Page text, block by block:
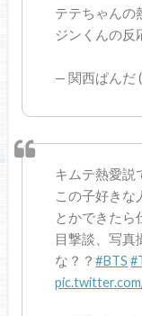
テテちゃんの
ジンくんの反
— 関西ぱんだ
キムテ熱愛説
この子好きな
とかできたら
目撃談、写真
な？？#BTS